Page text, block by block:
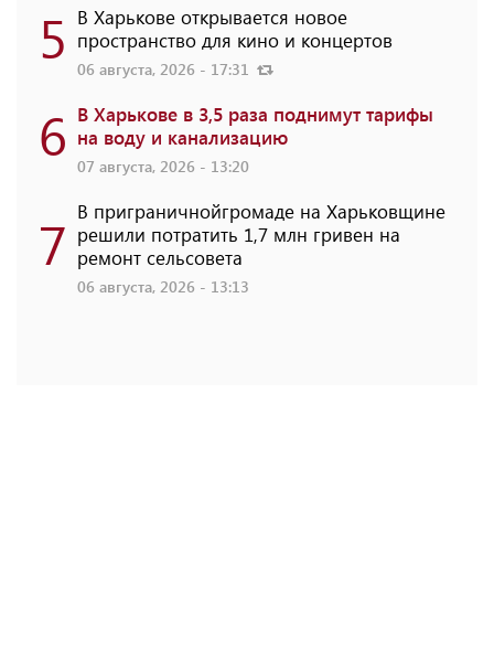
5 В Харькове открывается новое
пространство для кино и концертов
06 августа, 2026 - 17:31
6 В Харькове в 3,5 раза поднимут тарифы
на воду и канализацию
07 августа, 2026 - 13:20
7 В приграничнойгромаде на Харьковщине
решили потратить 1,7 млн ​​гривен на
ремонт сельсовета
06 августа, 2026 - 13:13